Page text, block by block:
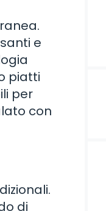
e
piatti
per
con
di